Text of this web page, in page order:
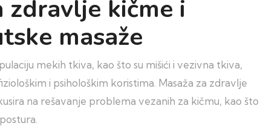
zdravlje kičme i
masaže
mekih tkiva, kao što su mišići i vezivna tkiva,
i psihološkim koristima. Masaža za zdravlje
na rešavanje problema vezanih za kičmu, kao što